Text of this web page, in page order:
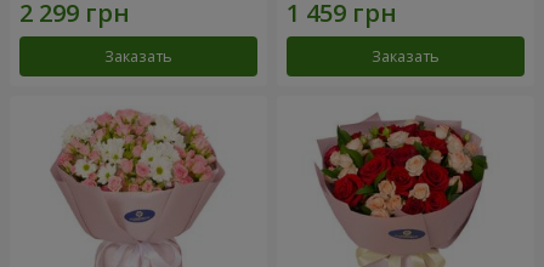
Заказать Заказать